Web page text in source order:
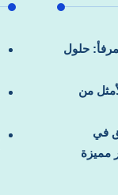
حلول
من
في
مميزة